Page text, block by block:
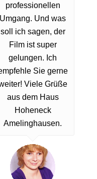
professionellen
Umgang. Und was
soll ich sagen, der
Film ist super
gelungen. Ich
Sie gerne
Viele Grüße
aus dem Haus
Hoheneck
Amelinghausen.